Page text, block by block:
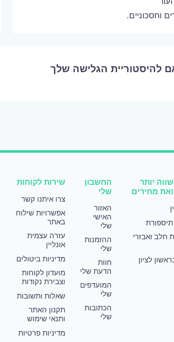
וחסכוניים.
להיסטוריית הגלישה שלך
יותר
מחירים
חלב ואבזרי
לציון
החשבון
שלי
האזור
האישי
שלי
ההזמנות
שלי
חוות
הדעת שלי
המועדפים
שלי
הכתובות
שלי
שירות לקוחות
צרו איתנו קשר
אפשרויות שילוח
באתר
עזרה עצמית
אונליין
מדיניות ביטולים
מועדון לקוחות
וצבירת נקודות
שאלות ותשובות
תקנון האתר
ותנאי שימוש
מדיניות פרטיות